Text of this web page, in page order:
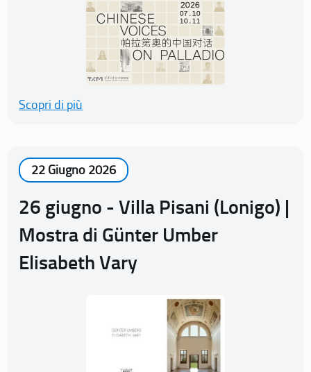
Scopri di più
22 Giugno 2026
26 giugno - Villa Pisani (Lonigo) |
Mostra di Günter Umber
Elisabeth Vary